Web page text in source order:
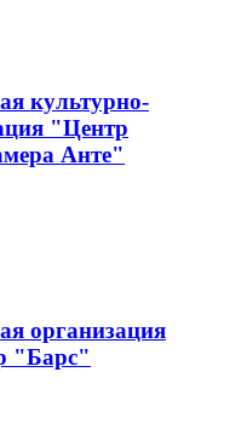
культурно-
"Центр
Анте"
организация
"Барс"